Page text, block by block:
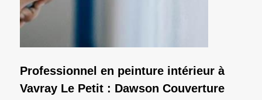
Professionnel en peinture intérieur à
Vavray Le Petit : Dawson Couverture